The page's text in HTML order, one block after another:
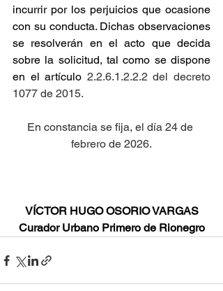
incurrir por los perjuicios que ocasione
con su conducta. Dichas observaciones
se resolverán en el acto que decida
sobre la solicitud, tal como se dispone
en el artículo 2.2.6.1.2.2.2 del decreto
1077 de 2015.
En constancia se fija, el día 24 de
febrero de 2026.
VÍCTOR HUGO OSORIO VARGAS
Curador Urbano Primero de Rionegro